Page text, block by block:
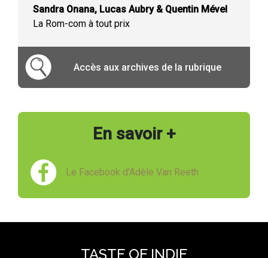
Sandra Onana, Lucas Aubry & Quentin Mével
La Rom-com à tout prix
Accès aux archives de la rubrique
En savoir +
Le Facebook d'Adèle Van Reeth
TASTE OF INDIE